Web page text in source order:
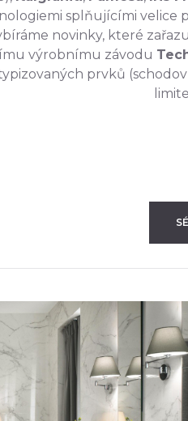
splňujícími velice
novinky, které
výrobnímu závodu
prvků